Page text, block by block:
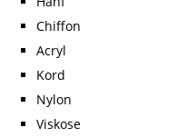
Chiffon
Acryl
Kord
Nylon
Viskose